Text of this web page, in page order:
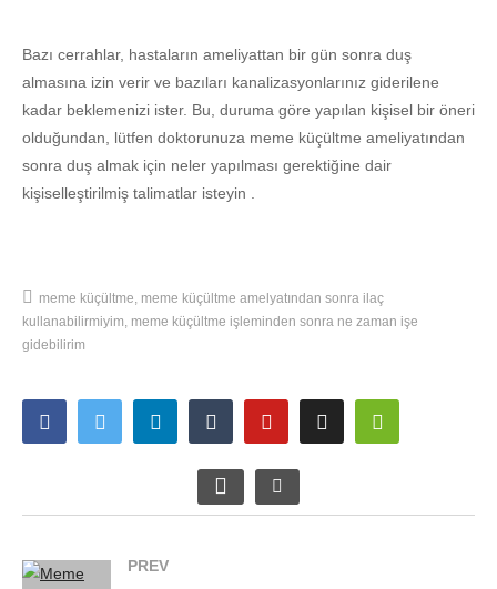
Bazı cerrahlar, hastaların ameliyattan bir gün sonra duş
almasına izin verir ve bazıları kanalizasyonlarınız giderilene
kadar beklemenizi ister. Bu, duruma göre yapılan kişisel bir öneri
olduğundan, lütfen doktorunuza meme küçültme ameliyatından
sonra duş almak için neler yapılması gerektiğine dair
kişiselleştirilmiş talimatlar isteyin .
meme küçültme meme küçültme amelyatından sonra ilaç
kullanabilirmiyim meme küçültme işleminden sonra ne zaman işe
gidebilirim
PREV